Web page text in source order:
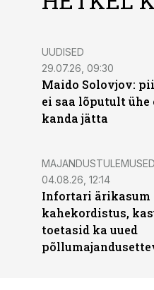
UUDISED
29.07.26, 09:30
Maido Solovjov:
ei saa lõputult ühe
kanda jätta
MAJANDUSTULEMUSED
04.08.26, 12:14
Infortari ärikasum
kahekordistus,
toetasid ka uued